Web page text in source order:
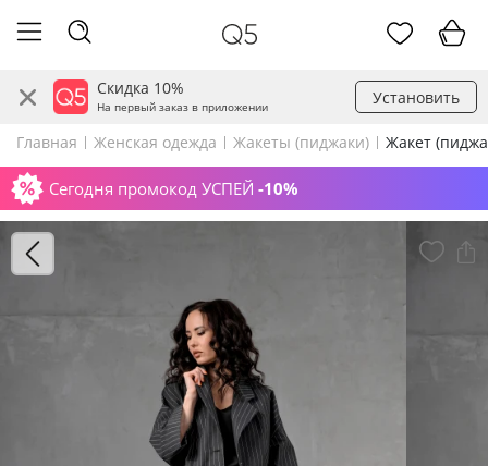
Скидка 10%
На первый заказ в приложении Установить
Главная Женская одежда Жакеты (пиджаки) Жакет
Сегодня промокод УСПЕЙ -10%